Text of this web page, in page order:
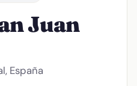
Juan
España